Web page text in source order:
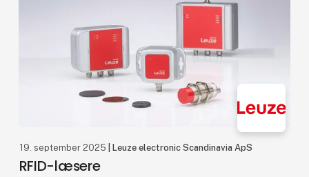
19. september 2025 | Leuze electronic Scandinavia ApS
RFID-læsere